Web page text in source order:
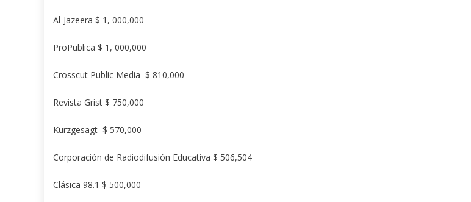
Al-Jazeera $ 1, 000,000
ProPublica $ 1, 000,000
Crosscut Public Media $ 810,000
Revista Grist $ 750,000
Kurzgesagt $ 570,000
Corporación de Radiodifusión Educativa $ 506,504
Clásica 98.1 $ 500,000